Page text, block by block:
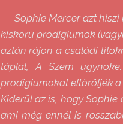
Sophie Mercer azt
kiskorú prodigiumok
aztán rájön a családi
táplál, A Szem
prodigiumokat eltöröljék a
Kiderül az is, hogy
ami még ennél is